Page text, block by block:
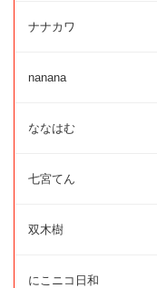
ナナカワ
nanana
ななはむ
七宮てん
双木樹
にこニコ日和